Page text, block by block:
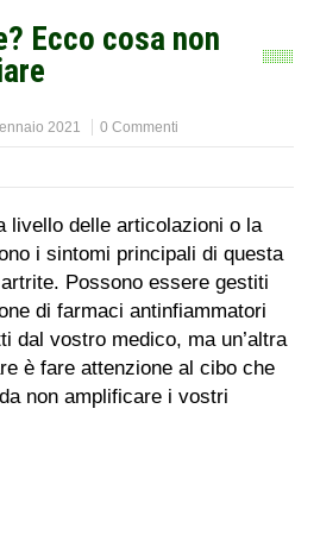
Ecco cosa non
2021 0 Commenti
livello delle articolazioni o la
i sintomi principali di questa
Possono essere gestiti
di farmaci antinfiammatori
dal vostro medico, ma un’altra
è fare attenzione al cibo che
non amplificare i vostri